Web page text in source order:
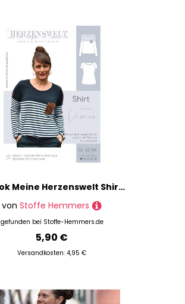
E-Book Meine Herzenswelt Shirt Meine Vivien
von Stoffe Hemmers
gefunden bei Stoffe-Hemmers.de
5,90 €
Versandkosten: 4,95 €